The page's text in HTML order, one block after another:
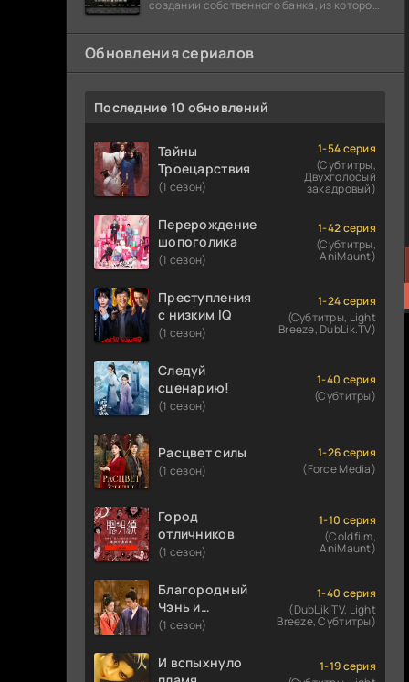
создании собственного банка, из которого
долларов. Однако,
Обновления сериалов
Последние 10 обновлений
Тайны
Троецарствия
(1 сезон)
1-54 серия
(Субтитры,
Двухголосый
закадровый)
Перерождение
шопоголика
(1 сезон)
1-42 серия
(Субтитры,
AniMaunt)
Преступления
с низким IQ
(1 сезон)
1-24 серия
(Субтитры, Light
Breeze, DubLik.TV)
Следуй
сценарию!
(1 сезон)
1-40 серия
(Субтитры)
Расцвет силы
(1 сезон)
1-26 серия
(Force Media)
Город
отличников
(1 сезон)
1-10 серия
(Coldfilm,
AniMaunt)
Благородный
Чэнь и
прекрасная
(1 сезон)
1-40 серия
(DubLik.TV, Light
Breeze, Субтитры)
И вспыхнуло
1-19 серия